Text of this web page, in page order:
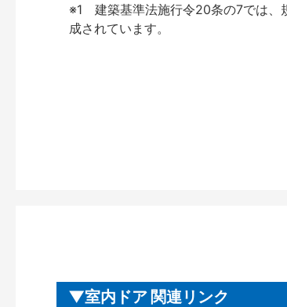
※1 建築基準法施行令20条の7では、
成されています。
室内ドア 関連リンク